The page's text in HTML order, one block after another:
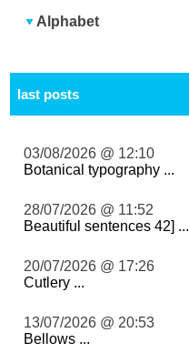
Alphabet
last posts
03/08/2026 @ 12:10
Botanical typography ...
28/07/2026 @ 11:52
Beautiful sentences 42] ...
20/07/2026 @ 17:26
Cutlery ...
13/07/2026 @ 20:53
Bellows ...